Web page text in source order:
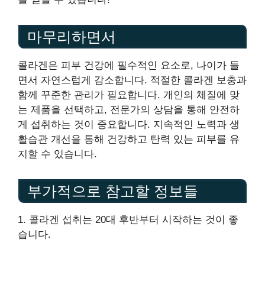
마무리하면서
콜라겐은 피부 건강에 필수적인 요소로, 나이가 들
면서 자연스럽게 감소합니다. 적절한 콜라겐 보충과
함께 꾸준한 관리가 필요합니다. 개인의 체질에 맞
는 제품을 선택하고, 전문가의 상담을 통해 안전하
게 섭취하는 것이 중요합니다. 지속적인 노력과 생
활습관 개선을 통해 건강하고 탄력 있는 피부를 유
지할 수 있습니다.
부가적으로 참고할 정보들
1. 콜라겐 섭취는 20대 후반부터 시작하는 것이 좋
습니다.